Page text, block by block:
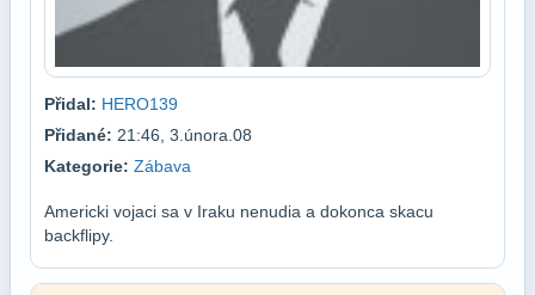
Přidal: HERO139
Přidané: 21:46, 3.února.08
Kategorie: Zábava
Americki vojaci sa v Iraku nenudia a dokonca skacu
backflipy.